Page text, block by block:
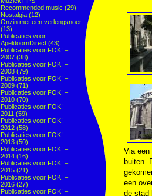
Recommended music (29)
Nostalgia (12)
Onzin met een verlengsnoer
(13)
Publicaties voor
ApeldoornDirect (43)
Publicaties voor FOK! –
2007 (38)
Publicaties voor FOK! –
2008 (79)
Publicaties voor FOK! –
2009 (71)
Publicaties voor FOK! –
2010 (70)
Publicaties voor FOK! –
2011 (59)
Publicaties voor FOK! –
2012 (58)
Publicaties voor FOK! –
2013 (50)
Publicaties voor FOK! –
2014 (16)
Publicaties voor FOK! –
2015 (21)
Publicaties voor FOK! –
2016 (27)
Publicaties voor FOK! –
Via een
buiten.
een
de stad